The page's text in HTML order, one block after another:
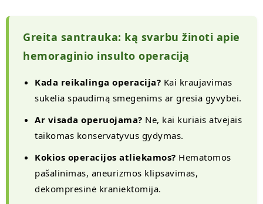
Greita santrauka: ką svarbu žinoti apie
hemoraginio insulto operaciją
Kada reikalinga operacija? Kai kraujavimas
sukelia spaudimą smegenims ar gresia gyvybei.
Ar visada operuojama? Ne, kai kuriais atvejais
taikomas konservatyvus gydymas.
Kokios operacijos atliekamos? Hematomos
pašalinimas, aneurizmos klipsavimas,
dekompresinė kraniektomija.